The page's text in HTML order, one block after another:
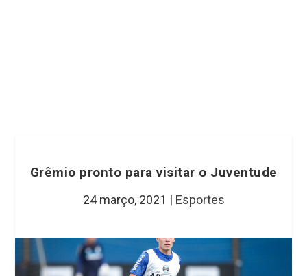
Grêmio pronto para visitar o Juventude
24 março, 2021 | Esportes